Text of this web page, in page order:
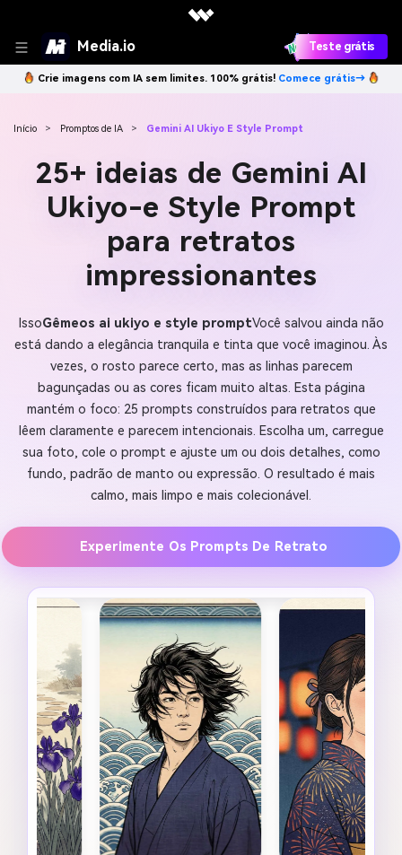
Media.io Teste grátis
Crie imagens com IA sem limites. 100% grátis! Comece grátis→
Início > Promptos de IA > Gemini AI Ukiyo E Style Prompt
25+ ideias de Gemini AI
Ukiyo-e Style Prompt
para retratos
impressionantes
IssoGêmeos ai ukiyo e style promptVocê salvou ainda não
está dando a elegância tranquila e tinta que você imaginou. Às
vezes, o rosto parece certo, mas as linhas parecem
bagunçadas ou as cores ficam muito altas. Esta página
mantém o foco: 25 prompts construídos para retratos que
lêem claramente e parecem intencionais. Escolha um, carregue
sua foto, cole o prompt e ajuste um ou dois detalhes, como
fundo, padrão de manto ou expressão. O resultado é mais
calmo, mais limpo e mais colecionável.
Experimente Os Prompts De Retrato